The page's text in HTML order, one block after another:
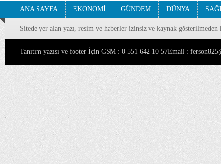
ANA SAYFA EKONOMİ GÜNDEM DÜNYA
Sitede yer alan yazı, resim ve haberler izinsiz ve kaynak gösterilmeden
Tanıtım yazısı ve footer İçin GSM : 0 551 642 10 57Email :